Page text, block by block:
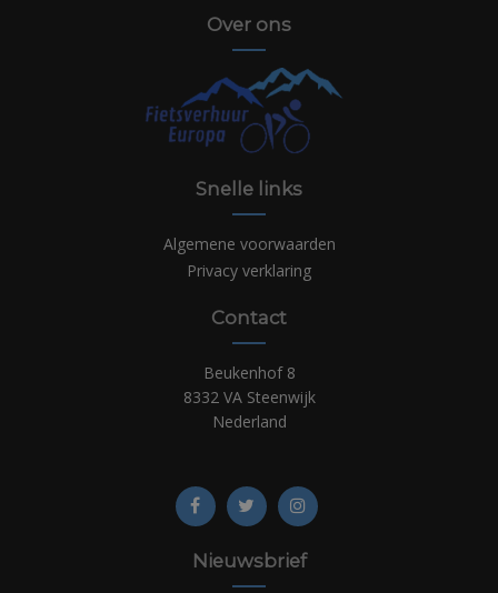
Over ons
Snelle links
Algemene voorwaarden
Privacy verklaring
Contact
Beukenhof 8
8332 VA Steenwijk
Nederland
Nieuwsbrief